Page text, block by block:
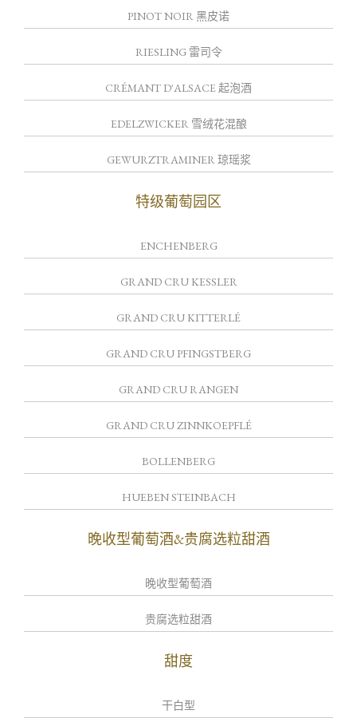
PINOT NOIR 黑皮诺
RIESLING 雷司令
CRÉMANT D'ALSACE 起泡酒
EDELZWICKER 雪绒花混酿
GEWURZTRAMINER 琼瑶浆
特级葡萄园区
ENCHENBERG
GRAND CRU KESSLER
GRAND CRU KITTERLÉ
GRAND CRU PFINGSTBERG
GRAND CRU RANGEN
GRAND CRU ZINNKOEPFLÉ
BOLLENBERG
HUEBEN STEINBACH
晚收型葡萄酒&贵腐选粒甜酒
晚收型葡萄酒
贵腐选粒甜酒
甜度
干白型